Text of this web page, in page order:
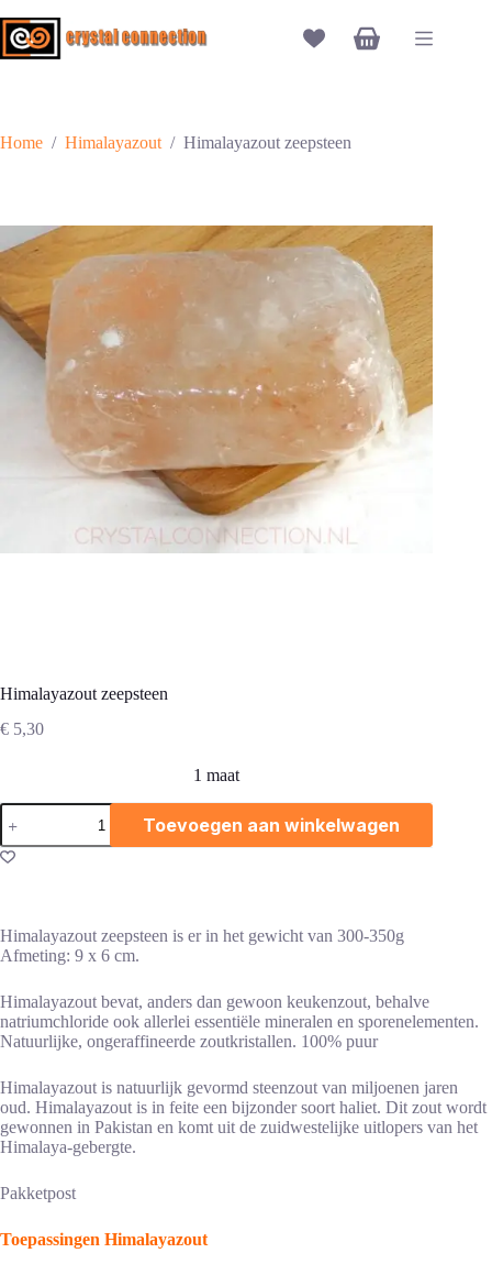
naar
de
Winkelwagen
Home / Himalayazout / Himalayazout zeepsteen
Himalayazout zeepsteen
€ 5,30
1 maat
Himalayazout
zeepsteen
aantal
Toevoegen aan winkelwagen
Himalayazout zeepsteen is er in het gewicht van 300-350g
Afmeting: 9 x 6 cm.
Himalayazout bevat, anders dan gewoon keukenzout, behalve
natriumchloride ook allerlei essentiële mineralen en sporenelementen.
Natuurlijke, ongeraffineerde zoutkristallen. 100% puur
Himalayazout is natuurlijk gevormd steenzout van miljoenen jaren
oud. Himalayazout is in feite een bijzonder soort haliet. Dit zout wordt
gewonnen in Pakistan en komt uit de zuidwestelijke uitlopers van het
Himalaya-gebergte.
Pakketpost
Toepassingen Himalayazout